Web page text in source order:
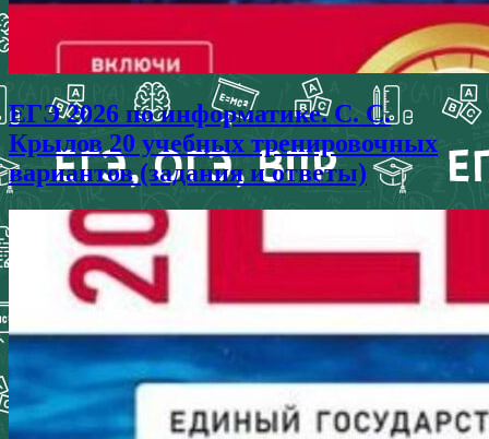
ЕГЭ 2026 по информатике. С. С.
Крылов 20 учебных тренировочных
вариантов (задания и ответы)